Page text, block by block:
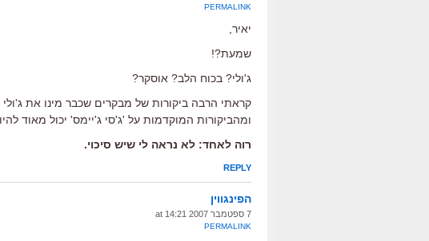
PERMALINK
יאיר,
שמעת?!
ג'ולי? בכוח הלב? אוסקר?
קראתי הרבה ביקורות של מבקרים שכבר מינו את
ומהביקורות המוקדמות על 'ג'סי ג'יימס' יכול מאוד
רוה לאחד: לא נראה לי שיש סיכוי.
REPLY
הפינגווין
7 ספטמבר 2007 at 14:21
PERMALINK